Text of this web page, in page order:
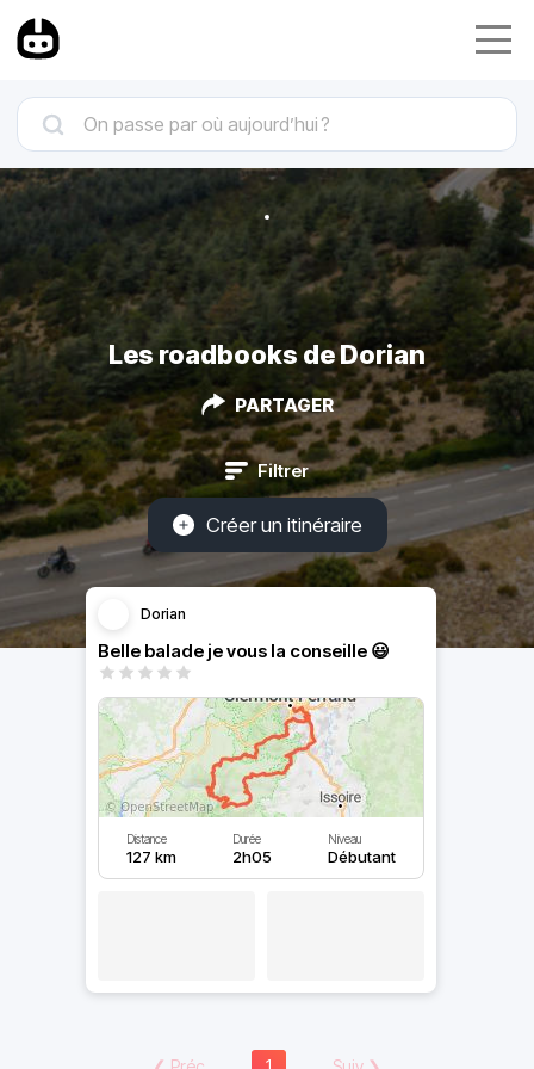
Les roadbooks de Dorian
PARTAGER
Filtrer
Créer un itinéraire
Dorian
Belle balade je vous la conseille 😃
Distance
127 km
Durée
2h05
Niveau
Débutant